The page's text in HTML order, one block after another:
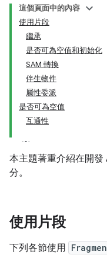
這個頁面中的內容
使用片段
繼承
是否可為空值和初始化
SAM 轉換
伴生物件
屬性委派
是否可為空值
互通性
本主題著重介紹在開
分。
使用片段
下列各節使用